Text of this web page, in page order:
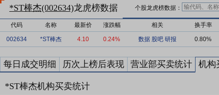
*ST棒杰(002634)龙虎榜数据 个股龙虎榜数据：
代码 名称 最新价 涨跌幅 相关 换手率
002634 *ST棒杰 4.10 0.24% 数据 股吧 研报 0.80%
每日成交明细 历次上榜后表现 营业部买卖统计 机构
*ST棒杰机构买卖统计